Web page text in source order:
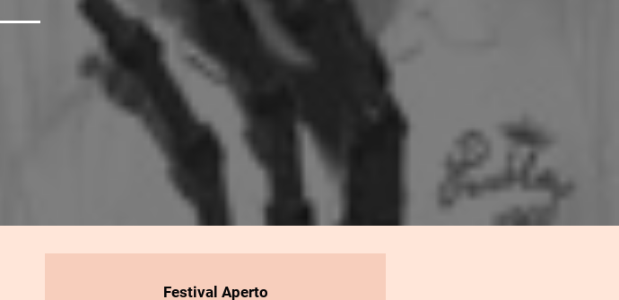
INFORMAZIONIFestival Aperto